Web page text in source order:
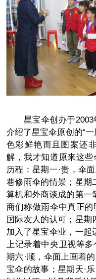
星宝伞创办于2003
介绍了星宝伞原创的“
色彩鲜艳而且图案还
解，我才知道原来这
历程：星期一·贵，伞
巷修雨伞的情景；星期
算机和外商谈成的第一
商们称做雨伞中真正
国际友人的认可；星期
加入了星宝伞业，一起
上记录着中央卫视等
期六·顺，伞面上画着
宝伞的故事；星期天·